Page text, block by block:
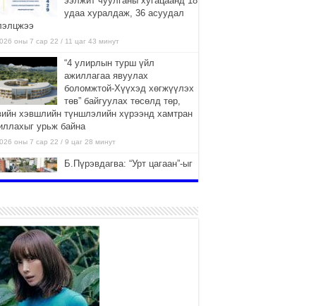
удаа хуралдаж, 36 асуудал
оны 7 сар 22 / 11 цаг 43 минут
“4 улирлын турш үйл
ажиллагаа явуулах
боломжтой-Хүүхэд хөгжүүлэх
төв” байгуулах төсөлд төр,
хэвшлийн түншлэлийн хүрээнд хамтран
урьж байна
оны 7 сар 22 / 9 цаг 28 минут
Б.Пүрэвдагва: “Урт цагаан”-ыг
оны 7 сар 21 / 16 цаг 47 минут
Тусгай замын автобус /BRT/
төслийн удирдах хорооны
ээлжит хуралдаан боллоо
2026 оны 7 сар 21 / 16 цаг 43 минут
Ерөнхий сайд Н.Учрал БНХАУ-